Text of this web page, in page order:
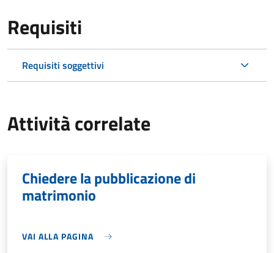
Requisiti
Requisiti soggettivi
Attività correlate
Chiedere la pubblicazione di
matrimonio
VAI ALLA PAGINA